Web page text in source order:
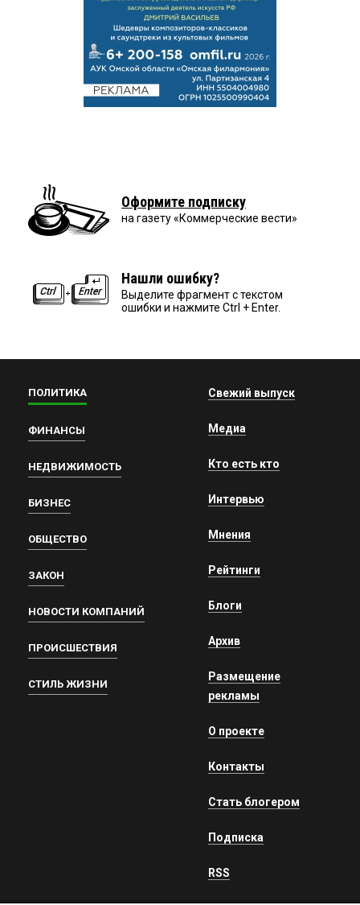
Оформите подписку
на газету «Коммерческие вести»
Нашли ошибку?
Выделите фрагмент с текстом
ошибки и нажмите Ctrl + Enter.
ПОЛИТИКА
ФИНАНСЫ
НЕДВИЖИМОСТЬ
БИЗНЕС
ОБЩЕСТВО
ЗАКОН
НОВОСТИ КОМПАНИЙ
ПРОИСШЕСТВИЯ
СТИЛЬ ЖИЗНИ
Свежий выпуск
Медиа
Кто есть кто
Интервью
Мнения
Рейтинги
Блоги
Архив
Размещение
рекламы
О проекте
Контакты
Стать блогером
Подписка
RSS